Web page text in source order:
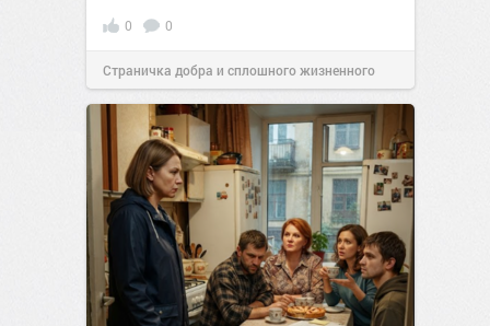
0 0
Страничка добра и сплошного жизненного
позитива!13:38Вчера